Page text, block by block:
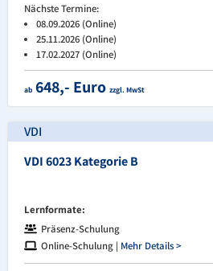
Nächste Termine:
08.09.2026 (Online)
25.11.2026 (Online)
17.02.2027 (Online)
ab 648,- Euro zzgl. MwSt
VDI
VDI 6023 Kategorie B
Lernformate:
Präsenz-Schulung
Online-Schulung | Mehr Details >